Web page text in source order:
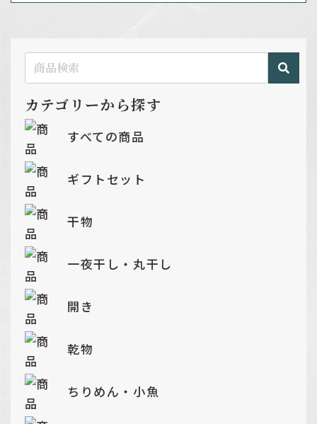
カテゴリーから探す
すべての商品
ギフトセット
干物
一夜干し・丸干し
開き
乾物
ちりめん・小魚